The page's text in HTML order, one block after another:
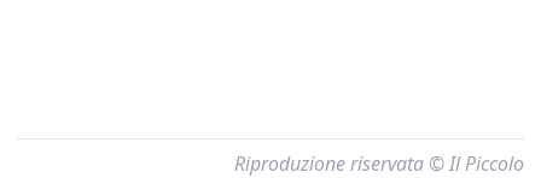
Riproduzione riservata © Il Piccolo